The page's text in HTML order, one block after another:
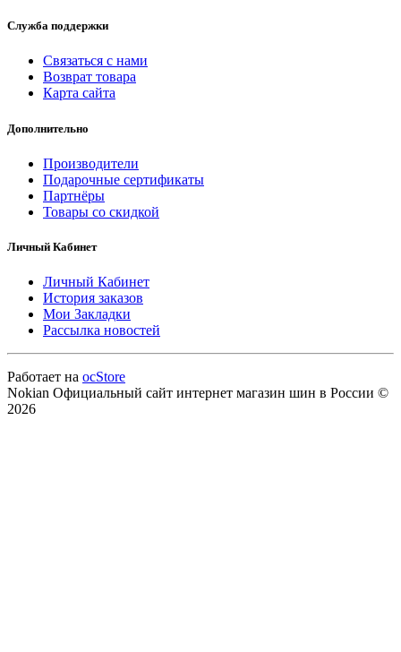
Служба поддержки
Связаться с нами
Возврат товара
Карта сайта
Дополнительно
Производители
Подарочные сертификаты
Партнёры
Товары со скидкой
Личный Кабинет
Личный Кабинет
История заказов
Мои Закладки
Рассылка новостей
Работает на ocStore
Nokian Официальный сайт интернет магазин шин в России ©
2026